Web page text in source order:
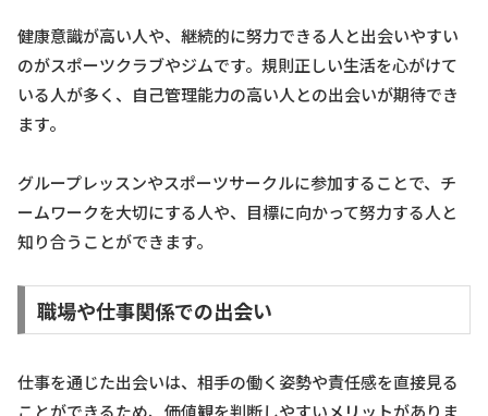
健康意識が高い人や、継続的に努力できる人と出会いやすい
のがスポーツクラブやジムです。規則正しい生活を心がけて
いる人が多く、自己管理能力の高い人との出会いが期待でき
ます。
グループレッスンやスポーツサークルに参加することで、チ
ームワークを大切にする人や、目標に向かって努力する人と
知り合うことができます。
職場や仕事関係での出会い
仕事を通じた出会いは、相手の働く姿勢や責任感を直接見る
ことができるため、価値観を判断しやすいメリットがありま